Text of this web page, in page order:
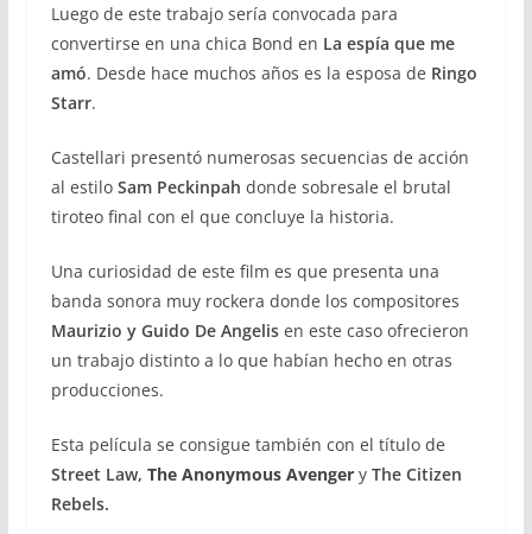
Luego de este trabajo sería convocada para
convertirse en una chica Bond en La espía que me
amó. Desde hace muchos años es la esposa de Ringo
Starr.
Castellari presentó numerosas secuencias de acción
al estilo Sam Peckinpah donde sobresale el brutal
tiroteo final con el que concluye la historia.
Una curiosidad de este film es que presenta una
banda sonora muy rockera donde los compositores
Maurizio y Guido De Angelisen este caso ofrecieron
un trabajo distinto a lo que habían hecho en otras
producciones.
Esta película se consigue también con el título de
Street Law, The Anonymous Avengery The Citizen
Rebels.